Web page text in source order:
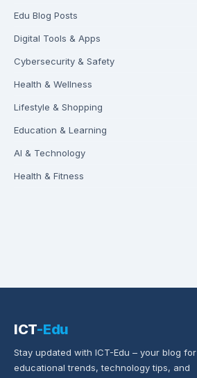
Edu Blog Posts
Digital Tools & Apps
Cybersecurity & Safety
Health & Wellness
Lifestyle & Shopping
Education & Learning
AI & Technology
Health & Fitness
ICT-Edu
Stay updated with ICT-Edu – your blog for
educational trends, technology tips, and